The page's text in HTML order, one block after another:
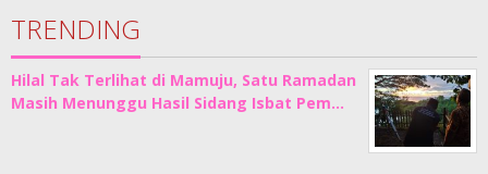
TRENDING
Hilal Tak Terlihat di Mamuju, Satu Ramadan
Masih Menunggu Hasil Sidang Isbat Pem…